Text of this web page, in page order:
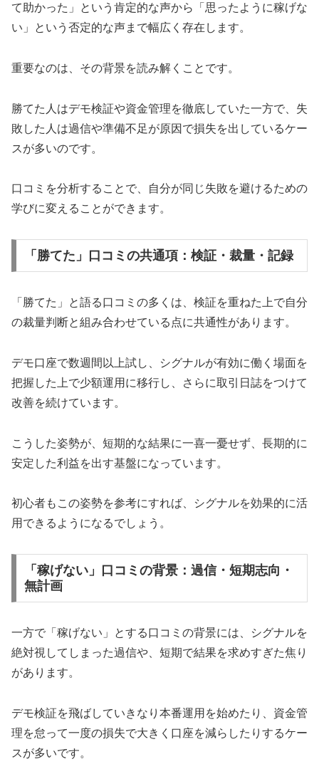
て助かった」という肯定的な声から「思ったように稼げな
い」という否定的な声まで幅広く存在します。
重要なのは、その背景を読み解くことです。
勝てた人はデモ検証や資金管理を徹底していた一方で、失
敗した人は過信や準備不足が原因で損失を出しているケー
スが多いのです。
口コミを分析することで、自分が同じ失敗を避けるための
学びに変えることができます。
「勝てた」口コミの共通項：検証・裁量・記録
「勝てた」と語る口コミの多くは、検証を重ねた上で自分
の裁量判断と組み合わせている点に共通性があります。
デモ口座で数週間以上試し、シグナルが有効に働く場面を
把握した上で少額運用に移行し、さらに取引日誌をつけて
改善を続けています。
こうした姿勢が、短期的な結果に一喜一憂せず、長期的に
安定した利益を出す基盤になっています。
初心者もこの姿勢を参考にすれば、シグナルを効果的に活
用できるようになるでしょう。
「稼げない」口コミの背景：過信・短期志向・
無計画
一方で「稼げない」とする口コミの背景には、シグナルを
絶対視してしまった過信や、短期で結果を求めすぎた焦り
があります。
デモ検証を飛ばしていきなり本番運用を始めたり、資金管
理を怠って一度の損失で大きく口座を減らしたりするケー
スが多いです。